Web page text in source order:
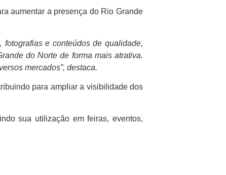
aumentar a presença do Rio Grande
e conteúdos de qualidade,
do Norte de forma mais atrativa.
mercados”, destaca.
para ampliar a visibilidade dos
sua utilização em feiras, eventos,